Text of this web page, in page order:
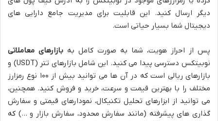
دیگر ارسال کنید. این قابلیت برای مدیریت جامع دارایی های
دیجیتال شما بسیار حیاتی است.
پس از احراز هویت، شما به صورت کامل به بازارهای معاملاتی
نوبیتکس دسترسی پیدا می کنید. این شامل بازارهای تتر (USDT) و
بازارهای ریالی است که در آن ها می توانید بیش از ۱۰۰ نوع رمزارز
مختلف را با بهترین قیمت و سرعت، خرید و فروش کنید. همچنین،
می توانید از ابزارهای تحلیل تکنیکال، نمودارهای قیمتی و سفارش
گذاری های پیشرفته (مانند سفارش محدود، سفارش بازار و …) که